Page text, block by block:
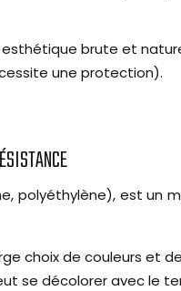
brute et
une protection).
polyéthylène), est
choix de couleurs et
se décolorer avec le